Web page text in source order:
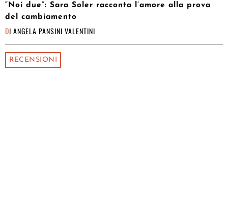
“Noi due”: Sara Soler racconta l’amore alla prova
del cambiamento
DI ANGELA PANSINI VALENTINI
RECENSIONI